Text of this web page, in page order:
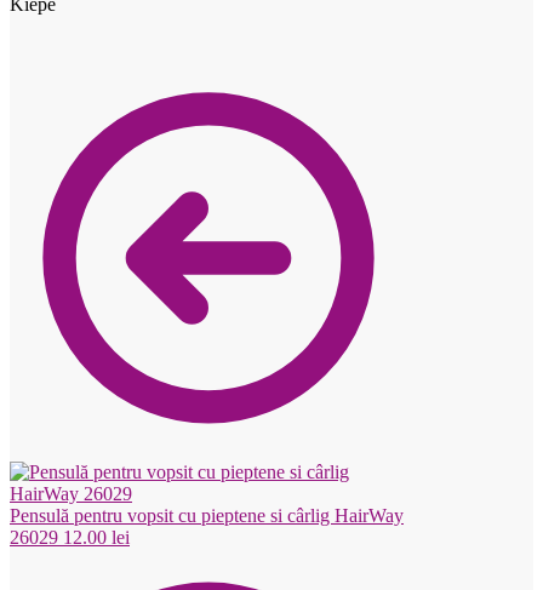
Pensulă pentru vopsit cu pieptene si cârlig HairWay
26029 12.00 lei